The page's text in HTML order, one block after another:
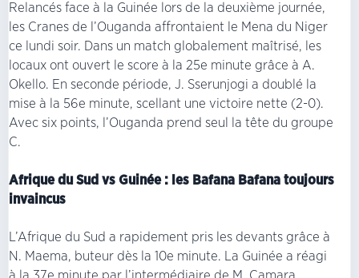
Relancés face à la Guinée lors de la deuxième journée,
les Cranes de l’Ouganda affrontaient le Mena du Niger
ce lundi soir. Dans un match globalement maîtrisé, les
locaux ont ouvert le score à la 25e minute grâce à A.
Okello. En seconde période, J. Sserunjogi a doublé la
mise à la 56e minute, scellant une victoire nette (2-0).
Avec six points, l’Ouganda prend seul la tête du groupe
C.
Afrique du Sud vs Guinée : les Bafana Bafana toujours
invaincus
L’Afrique du Sud a rapidement pris les devants grâce à
N. Maema, buteur dès la 10e minute. La Guinée a réagi
à la 37e minute par l’intermédiaire de M. Camara,